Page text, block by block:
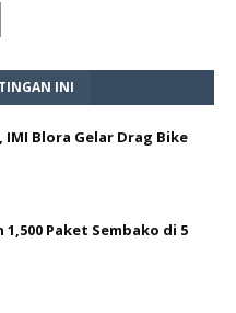
INI
IMI Blora Gelar Drag Bike
1,500 Paket Sembako di 5